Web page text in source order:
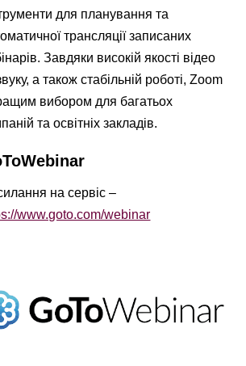
для планування та
трансляції записаних
Завдяки високій якості відео
а також стабільній роботі, Zoom
вибором для багатьох
та освітніх закладів.
на сервіс –
www.goto.com/webinar